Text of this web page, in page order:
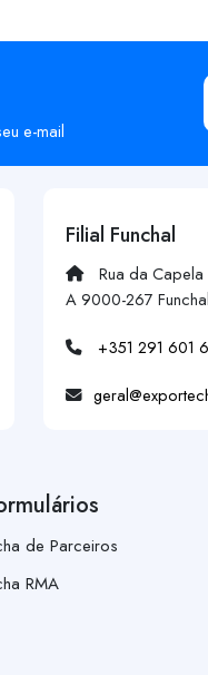
e-mail
Filial Funchal
Rua da
A 9000-267 Funchal
+351 291 601
de Parceiros
RMA